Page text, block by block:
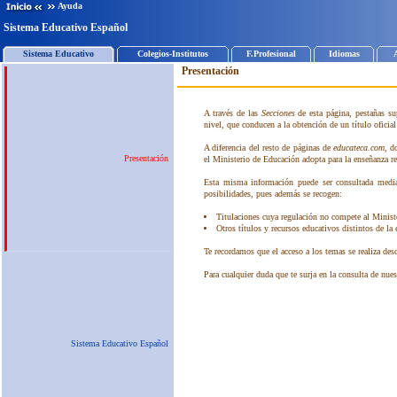
Ayuda
Sistema Educativo Español
Sistema Educativo Colegios-Institutos F.Profesional Idiomas
Presentación
Sistema Educativo Español